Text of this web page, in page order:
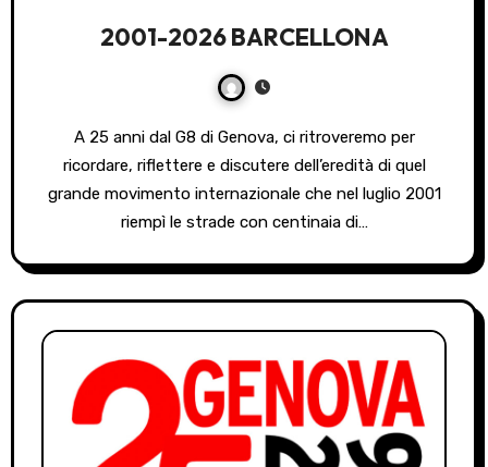
2001-2026 BARCELLONA
A 25 anni dal G8 di Genova, ci ritroveremo per
ricordare, riflettere e discutere dell’eredità di quel
grande movimento internazionale che nel luglio 2001
riempì le strade con centinaia di…